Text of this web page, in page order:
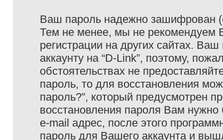
Ваш пароль надежно зашифрован
Тем не менее, мы не рекомендуем
регистрации на других сайтах.
аккаунту на “D-Link”, поэтому,
обстоятельствах не
пароль, то для восстановления
пароль?”, который предусмотрен
восстановления пароля Вам
e-mail адрес, после этого
пароль для Вашего аккаунта и